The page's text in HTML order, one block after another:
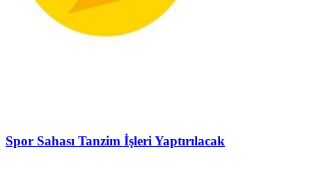
Spor Sahası Tanzim İşleri Yaptırılacak